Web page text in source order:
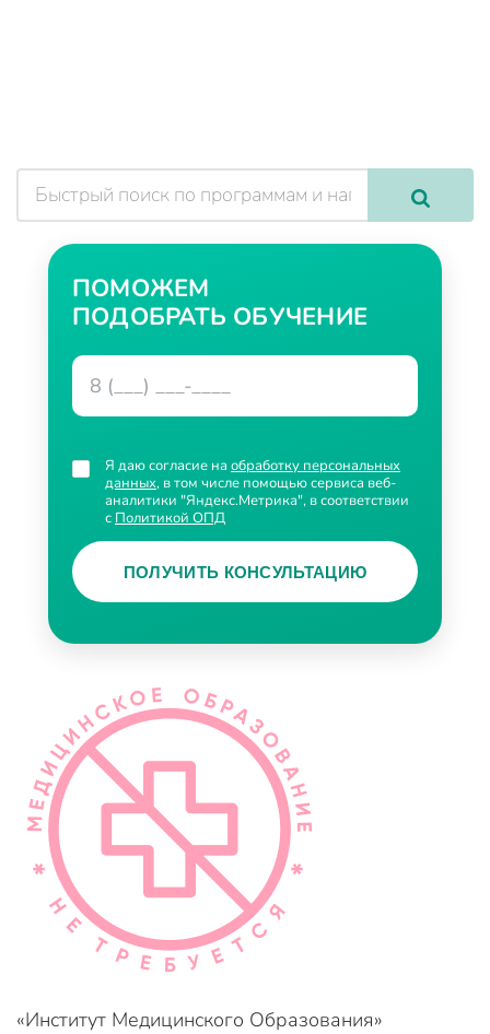
ПОМОЖЕМ
ПОДОБРАТЬ ОБУЧЕНИЕ
Я даю согласие на обработку персональных
данных, в том числе помощью сервиса веб-
аналитики "Яндекс.Метрика", в соответствии
с Политикой ОПД
ПОЛУЧИТЬ КОНСУЛЬТАЦИЮ
«Институт Медицинского Образования»